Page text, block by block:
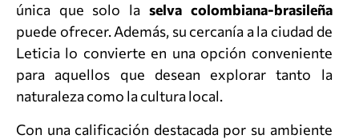
única que solo la selva colombiana-brasileña
puede ofrecer. Además, su cercanía a la ciudad de
Leticia lo convierte en una opción conveniente
para aquellos que desean explorar tanto la
naturaleza como la cultura local.
Con una calificación destacada por su ambiente